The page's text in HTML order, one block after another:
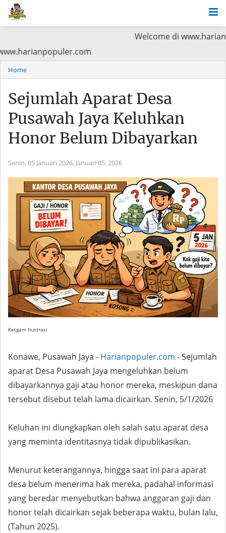
Welcome di
Baca di www.harianpopuler.com
Home
Sejumlah Aparat Desa
Pusawah Jaya Keluhkan
Honor Belum Dibayarkan
Senin, 05 Januari 2026, Januari 05, 2026
Ketgam Ilustrasi
Konawe, Pusawah Jaya - Harianpopuler.com - Sejumlah
aparat Desa Pusawah Jaya mengeluhkan belum
dibayarkannya gaji atau honor mereka, meskipun dana
tersebut disebut telah lama dicairkan. Senin, 5/1/2026
Keluhan ini diungkapkan oleh salah satu aparat desa
yang meminta identitasnya tidak dipublikasikan.
Menurut keterangannya, hingga saat ini para aparat
desa belum menerima hak mereka, padahal informasi
yang beredar menyebutkan bahwa anggaran gaji dan
honor telah dicairkan sejak beberapa waktu, bulan lalu,
(Tahun 2025).